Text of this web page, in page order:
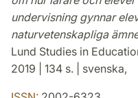
undervisning gynnar
naturvetenskapliga
Lund Studies in
2019 | 134 s. | svenska,